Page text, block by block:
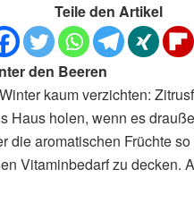
Teile den Artikel
den Beeren
kaum verzichten:
Haus holen, wenn es
die aromatischen Früchte
Vitaminbedarf zu decken.